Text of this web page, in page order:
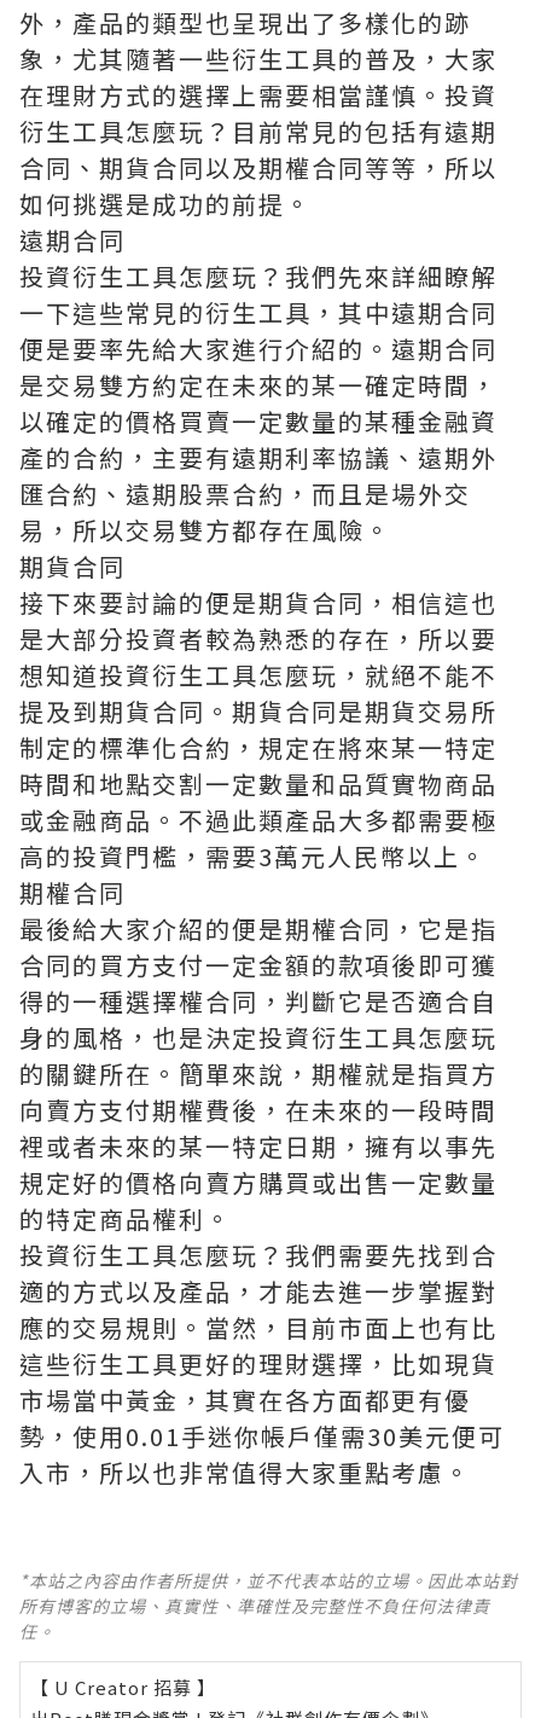
外，產品的類型也呈現出了多樣化的跡
象，尤其隨著一些衍生工具的普及，大家
在理財方式的選擇上需要相當謹慎。投資
衍生工具怎麼玩？目前常見的包括有遠期
合同、期貨合同以及期權合同等等，所以
如何挑選是成功的前提。
遠期合同
投資衍生工具怎麼玩？我們先來詳細瞭解
一下這些常見的衍生工具，其中遠期合同
便是要率先給大家進行介紹的。遠期合同
是交易雙方約定在未來的某一確定時間，
以確定的價格買賣一定數量的某種金融資
產的合約，主要有遠期利率協議、遠期外
匯合約、遠期股票合約，而且是場外交
易，所以交易雙方都存在風險。
期貨合同
接下來要討論的便是期貨合同，相信這也
是大部分投資者較為熟悉的存在，所以要
想知道投資衍生工具怎麼玩，就絕不能不
提及到期貨合同。期貨合同是期貨交易所
制定的標準化合約，規定在將來某一特定
時間和地點交割一定數量和品質實物商品
或金融商品。不過此類產品大多都需要極
高的投資門檻，需要3萬元人民幣以上。
期權合同
最後給大家介紹的便是期權合同，它是指
合同的買方支付一定金額的款項後即可獲
得的一種選擇權合同，判斷它是否適合自
身的風格，也是決定投資衍生工具怎麼玩
的關鍵所在。簡單來說，期權就是指買方
向賣方支付期權費後，在未來的一段時間
裡或者未來的某一特定日期，擁有以事先
規定好的價格向賣方購買或出售一定數量
的特定商品權利。
投資衍生工具怎麼玩？我們需要先找到合
適的方式以及產品，才能去進一步掌握對
應的交易規則。當然，目前市面上也有比
這些衍生工具更好的理財選擇，比如現貨
市場當中黃金，其實在各方面都更有優
勢，使用0.01手迷你帳戶僅需30美元便可
入市，所以也非常值得大家重點考慮。
*本站之內容由作者所提供，並不代表本站的立場。因此本站對
所有博客的立場、真實性、準確性及完整性不負任何法律責
任。
【 U Creator 招募 】